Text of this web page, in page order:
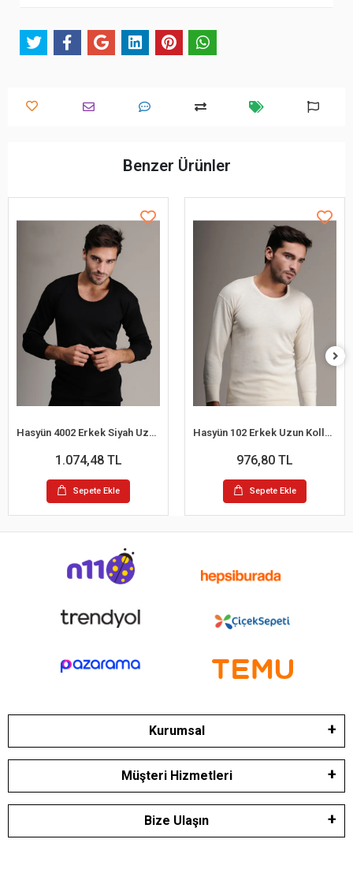
Benzer Ürünler
Hasyün 4002 Erkek Siyah Uzun Kollu Yün Fanila
1.074,48 TL
Sepete Ekle
Hasyün 102 Erkek Uzun Kollu Yün Fanila
976,80 TL
Sepete Ekle
Kurumsal
Müşteri Hizmetleri
Bize Ulaşın